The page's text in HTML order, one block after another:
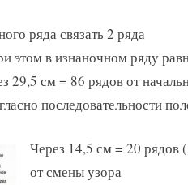
ряда связать 2 ряда
этом в изнаночном ряду
29,5 см = 86 рядов от
последовательности
Через 14,5 см = 20 рядов
от смены узора